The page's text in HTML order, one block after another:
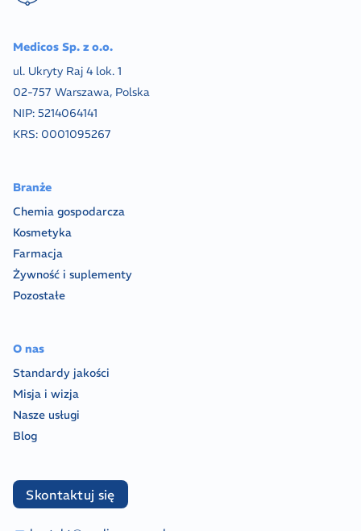
Medicos Sp. z o.o.
ul. Ukryty Raj 4 lok. 1
02-757 Warszawa, Polska
NIP: 5214064141
KRS: 0001095267
Branże
Chemia gospodarcza
Kosmetyka
Farmacja
Żywność i suplementy
Pozostałe
O nas
Standardy jakości
Misja i wizja
Nasze usługi
Blog
Skontaktuj się